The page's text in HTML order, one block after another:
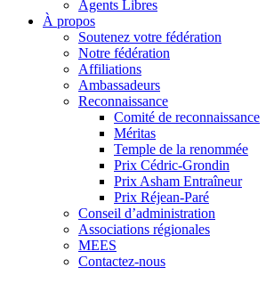
Agents Libres
À propos
Soutenez votre fédération
Notre fédération
Affiliations
Ambassadeurs
Reconnaissance
Comité de reconnaissance
Méritas
Temple de la renommée
Prix Cédric-Grondin
Prix Asham Entraîneur
Prix Réjean-Paré
Conseil d’administration
Associations régionales
MEES
Contactez-nous